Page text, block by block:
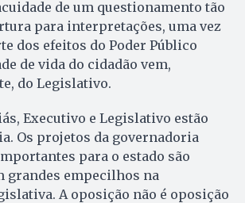
de um questionamento tão
para interpretações, uma vez
dos efeitos do Poder Público
de vida do cidadão vem,
do Legislativo.
Executivo e Legislativo estão
Os projetos da governadoria
para o estado são
grandes empecilhos na
A oposição não é oposição